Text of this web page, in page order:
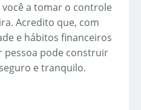
a tomar o controle
Acredito que, com
e hábitos financeiros
pessoa pode construir
e tranquilo.